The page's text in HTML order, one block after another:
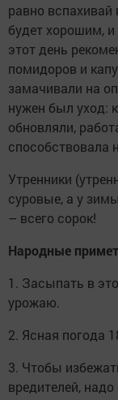
равно вспахивай
будет хорошим,
этот день
помидоров и
замачивали на
нужен был уход:
обновляли,
способствовала
Утренники
суровые, а у
– всего сорок!
Народные
1. Засыпать в
урожаю.
2. Ясная погода
3. Чтобы
вредителей,